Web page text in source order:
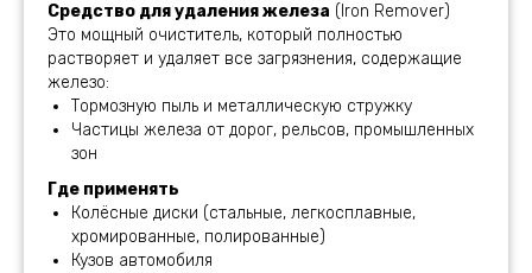
Средство для удаления железа (Iron Remover)
Это мощный очиститель, который полностью
растворяет и удаляет все загрязнения, содержащие
железо:
Тормозную пыль и металлическую стружку
Частицы железа от дорог, рельсов, промышленных
зон
Где применять
Колёсные диски (стальные, легкосплавные,
хромированные, полированные)
Кузов автомобиля